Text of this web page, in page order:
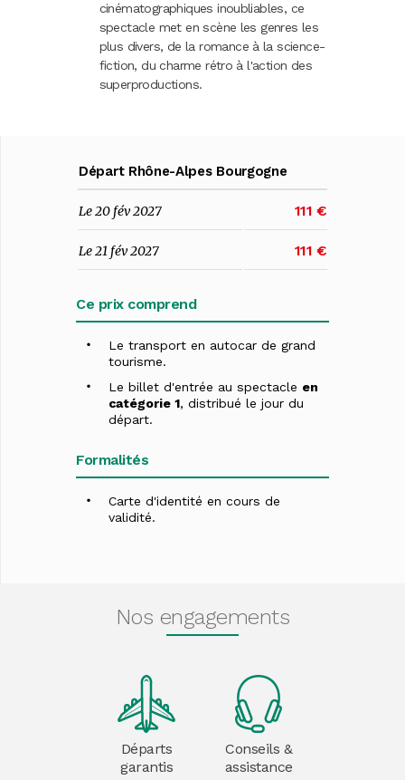
cinématographiques inoubliables, ce
spectacle met en scène les genres les
plus divers, de la romance à la science-
fiction, du charme rétro à l'action des
superproductions.
Départ Rhône-Alpes Bourgogne
Le 20 fév 2027 111 €
Le 21 fév 2027 111 €
Ce prix comprend
Le transport en autocar de grand
tourisme.
Le billet d'entrée au spectacle en
catégorie 1, distribué le jour du
départ.
Formalités
Carte d'identité en cours de
validité.
Nos engagements
Départs
garantis
Conseils &
assistance